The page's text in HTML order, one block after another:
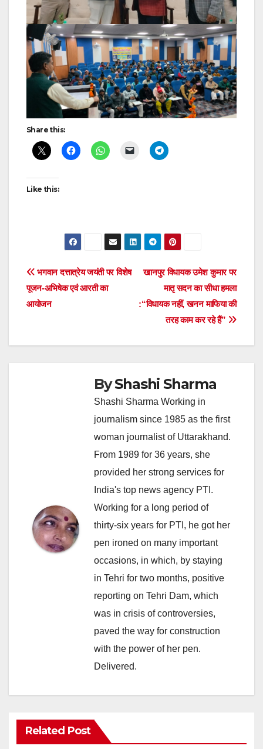
Share this:
Like this:
Post
navigation
खानपुर विधायक उमेश कुमार पर
मातृ सदन का सीधा हमला
:“विधायक नहीं, खनन माफिया की
तरह काम कर रहे हैं”
भगवान दत्तात्रेय जयंती पर विशेष
पूजन-अभिषेक एवं आरती का
आयोजन
ByShashi Sharma
Shashi Sharma Working in
journalism since 1985 as the first
woman journalist of Uttarakhand.
From 1989 for 36 years, she
provided her strong services for
India's top news agency PTI.
Working for a long period of
thirty-six years for PTI, he got her
pen ironed on many important
occasions, in which, by staying
in Tehri for two months, positive
reporting on Tehri Dam, which
was in crisis of controversies,
paved the way for construction
with the power of her pen.
Delivered.
Related Post